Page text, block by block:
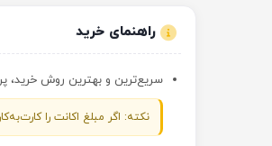
راهنمای خرید
سریع‌ترین و بهترین روش خرید،
نکته: اگر مبلغ اکانت را